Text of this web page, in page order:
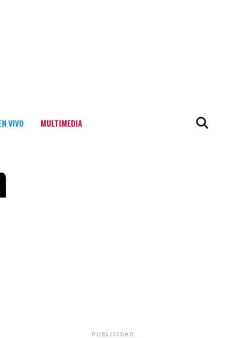
VIVO MULTIMEDIA
PUBLICIDAD